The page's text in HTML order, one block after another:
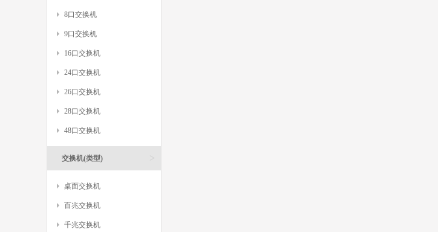
8口交换机
9口交换机
16口交换机
24口交换机
26口交换机
28口交换机
48口交换机
交换机(类型)
桌面交换机
百兆交换机
千兆交换机